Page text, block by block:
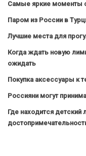
Самые яркие моменты
Паром из России в
Лучшие места для
Когда ждать новую
ожидать
Покупка аксессуары к
Россияни могут
Где находится